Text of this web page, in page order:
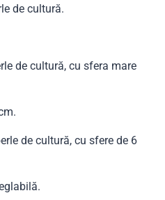
de cultură.
de cultură, cu sfera mare
de cultură, cu sfere de 6